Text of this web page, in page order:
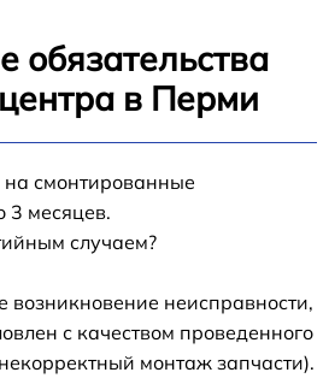
обязательства
в Перми
на смонтированные
месяцев.
случаем?
возникновение неисправности,
с качеством проведенного
монтаж запчасти).